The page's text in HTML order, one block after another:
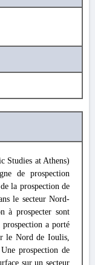
Studies at Athens)
de prospection
la prospection de
le secteur Nord-
à prospecter sont
a porté
le Nord de Ioulis,
prospection de
sur un secteur